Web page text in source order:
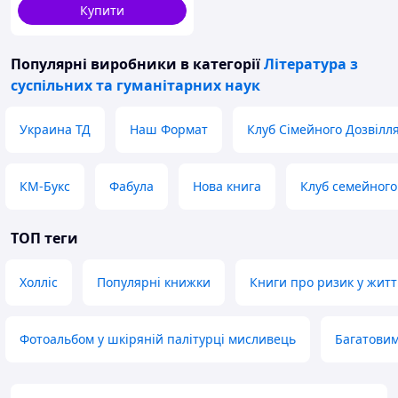
Купити
Популярні виробники в категоріїЛітература з
суспільних та гуманітарних наук
Украина ТД Наш Формат Клуб Сімейного
КМ-Букс Фабула Нова книга Клуб
ТОП теги
Холліс Популярні книжки Книги про ризик у
Фотоальбом у шкіряній палітурці мисливець